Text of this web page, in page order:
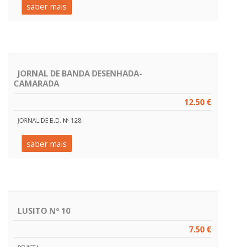
saber mais
JORNAL DE BANDA DESENHADA-
CAMARADA
12.50 €
JORNAL DE B.D. Nº 128
saber mais
LUSITO Nº 10
7.50 €